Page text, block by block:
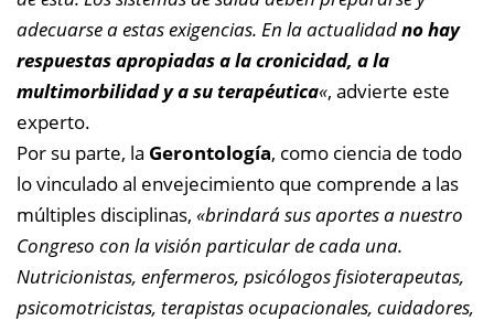
adecuarse a estas exigencias. En la actualidadno hay
respuestas apropiadas a la cronicidad, a la
multimorbilidad y a su terapéutica«, advierte este
experto.
Por su parte, la Gerontología, como ciencia de todo
lo vinculado al envejecimiento que comprende a las
múltiples disciplinas, «brindará sus aportes a nuestro
Congreso con la visión particular de cada una.
Nutricionistas, enfermeros, psicólogos fisioterapeutas,
psicomotricistas, terapistas ocupacionales, cuidadores,